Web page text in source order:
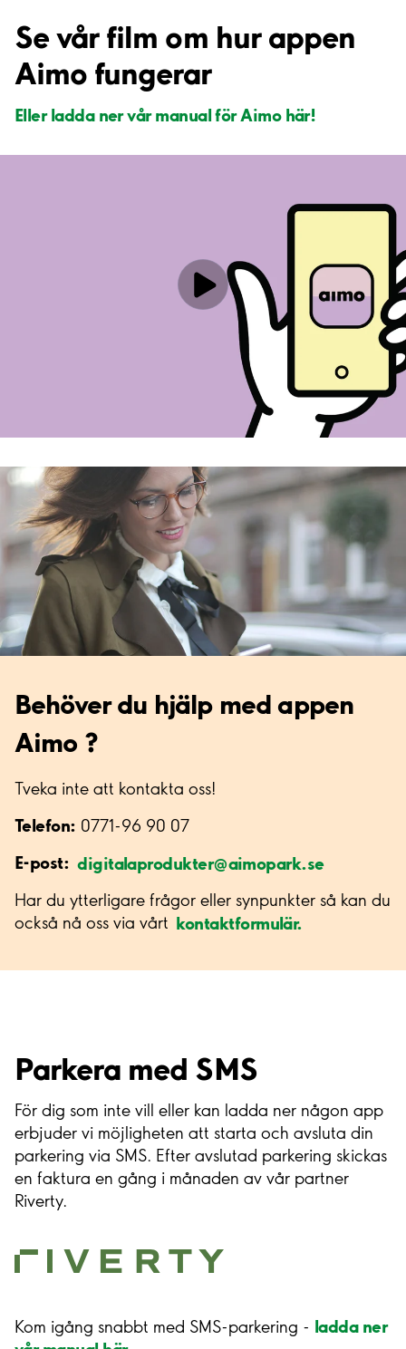
Se vår film om hur appen
Aimo fungerar
Eller ladda ner vår manual för Aimo här!
Behöver du hjälp med appen
Aimo ?
Tveka inte att kontakta oss!
Telefon: 0771-96 90 07
E-post: digitalaprodukter@aimopark.se
Har du ytterligare frågor eller synpunkter så kan du
också nå oss via vårt kontaktformulär.
Parkera med SMS
För dig som inte vill eller kan ladda ner någon app
erbjuder vi möjligheten att starta och avsluta din
parkering via SMS. Efter avslutad parkering skickas
en faktura en gång i månaden av vår partner
Riverty.
Kom igång snabbt med SMS-parkering - ladda ner